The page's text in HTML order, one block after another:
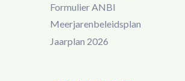
Formulier ANBI
Meerjarenbeleidsplan
Jaarplan 2026